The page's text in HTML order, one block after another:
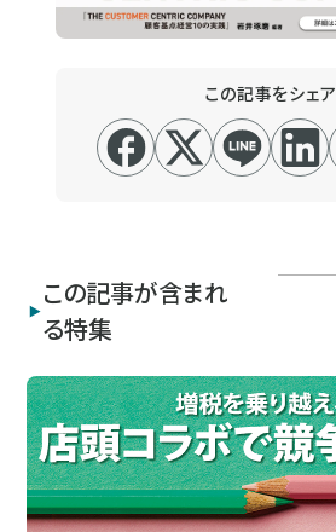
この記事をシェア
この記事が含まれ
る特集